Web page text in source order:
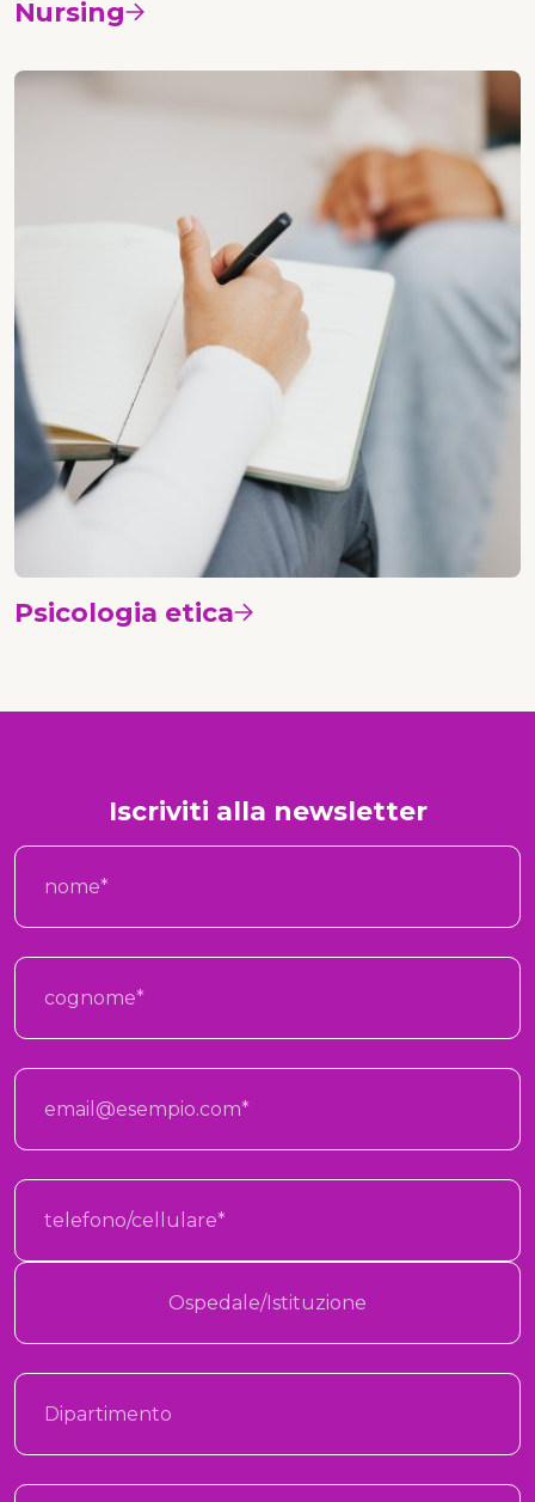
Nursing Vedi i corsi
Psicologia etica
Psicologia etica Vedi i corsi
Iscriviti alla newsletter